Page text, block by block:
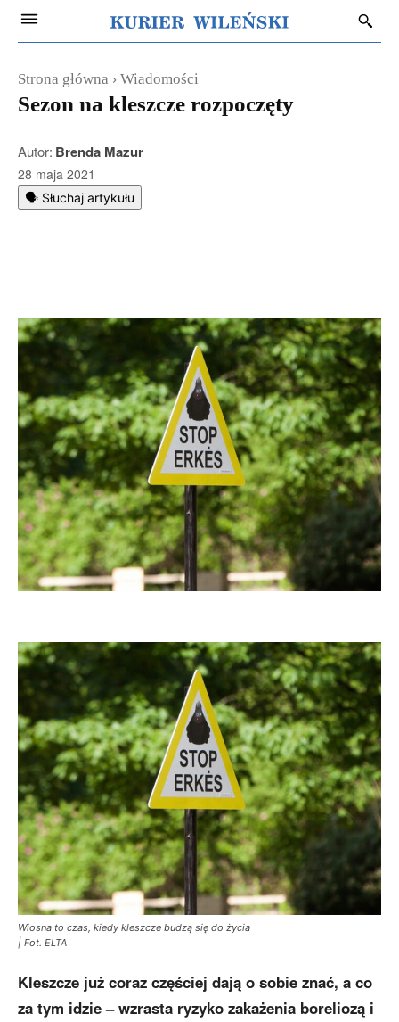
Strona główna Wiadomości
Sezon na kleszcze rozpoczęty
Autor: Brenda Mazur
28 maja 2021
🗣️ Słuchaj artykułu
Wiosna to czas, kiedy kleszcze budzą się do życia
| Fot. ELTA
Kleszcze już coraz częściej dają o sobie znać, a co
za tym idzie – wzrasta ryzyko zakażenia boreliozą i